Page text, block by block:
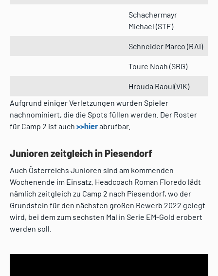
Schachermayr
Michael (STE)
Schneider Marco (RAI)
Toure Noah (SBG)
Hrouda Raoul(VIK)
Aufgrund einiger Verletzungen wurden Spieler
nachnominiert, die die Spots füllen werden. Der Roster
für Camp 2 ist auch >>hierabrufbar.
Junioren zeitgleich in Piesendorf
Auch Österreichs Junioren sind am kommenden
Wochenende im Einsatz. Headcoach Roman Floredo lädt
nämlich zeitgleich zu Camp 2 nach Piesendorf, wo der
Grundstein für den nächsten großen Bewerb 2022 gelegt
wird, bei dem zum sechsten Mal in Serie EM-Gold erobert
werden soll.